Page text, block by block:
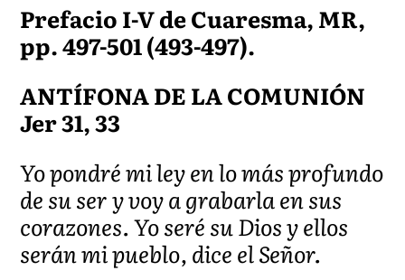
Prefacio I-V de Cuaresma, MR,
pp. 497-501 (493-497).
ANTÍFONA DE LA COMUNIÓN
Jer 31, 33
Yo pondré mi ley en lo más profundo
de su ser y voy a grabarla en sus
corazones. Yo seré su Dios y ellos
serán mi pueblo, dice el Señor.